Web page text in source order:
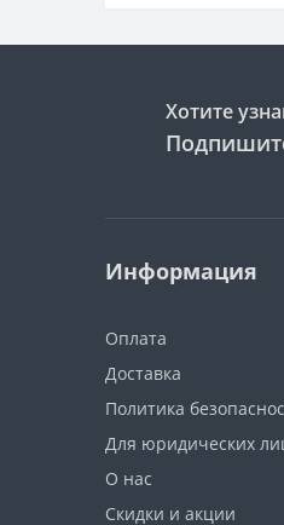
Хотите
Информация
Оплата
Доставка
Политика
Для юридических
О нас
Скидки и акции